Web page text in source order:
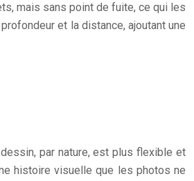
mais sans point de fuite, ce qui les
et la distance, ajoutant une
par nature, est plus flexible et
histoire visuelle que les photos ne